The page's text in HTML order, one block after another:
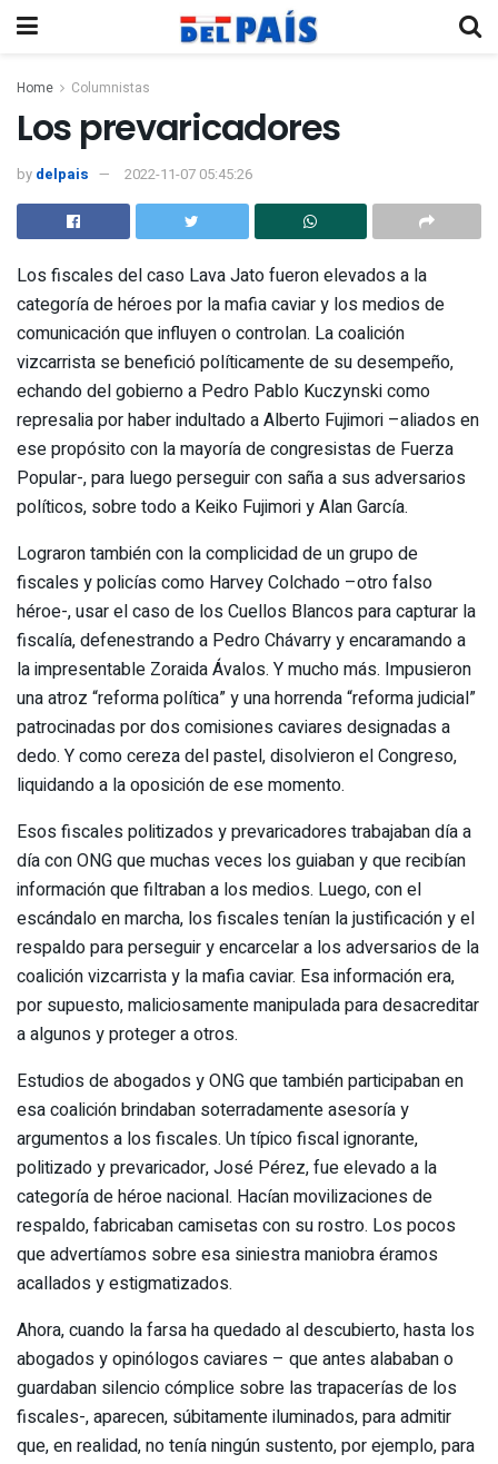
Home Columnistas
Los prevaricadores
by delpais 2022-11-07 05:45:26
Los fiscales del caso Lava Jato fueron elevados a la
categoría de héroes por la mafia caviar y los medios de
comunicación que influyen o controlan. La coalición
vizcarrista se benefició políticamente de su desempeño,
echando del gobierno a Pedro Pablo Kuczynski como
represalia por haber indultado a Alberto Fujimori –aliados en
ese propósito con la mayoría de congresistas de Fuerza
Popular-, para luego perseguir con saña a sus adversarios
políticos, sobre todo a Keiko Fujimori y Alan García.
Lograron también con la complicidad de un grupo de
fiscales y policías como Harvey Colchado –otro falso
héroe-, usar el caso de los Cuellos Blancos para capturar la
fiscalía, defenestrando a Pedro Chávarry y encaramando a
la impresentable Zoraida Ávalos. Y mucho más. Impusieron
una atroz “reforma política” y una horrenda “reforma judicial”
patrocinadas por dos comisiones caviares designadas a
dedo. Y como cereza del pastel, disolvieron el Congreso,
liquidando a la oposición de ese momento.
Esos fiscales politizados y prevaricadores trabajaban día a
día con ONG que muchas veces los guiaban y que recibían
información que filtraban a los medios. Luego, con el
escándalo en marcha, los fiscales tenían la justificación y el
respaldo para perseguir y encarcelar a los adversarios de la
coalición vizcarrista y la mafia caviar. Esa información era,
por supuesto, maliciosamente manipulada para desacreditar
a algunos y proteger a otros.
Estudios de abogados y ONG que también participaban en
esa coalición brindaban soterradamente asesoría y
argumentos a los fiscales. Un típico fiscal ignorante,
politizado y prevaricador, José Pérez, fue elevado a la
categoría de héroe nacional. Hacían movilizaciones de
respaldo, fabricaban camisetas con su rostro. Los pocos
que advertíamos sobre esa siniestra maniobra éramos
acallados y estigmatizados.
Ahora, cuando la farsa ha quedado al descubierto, hasta los
abogados y opinólogos caviares – que antes alababan o
guardaban silencio cómplice sobre las trapacerías de los
fiscales-, aparecen, súbitamente iluminados, para admitir
que, en realidad, no tenía ningún sustento, por ejemplo, para